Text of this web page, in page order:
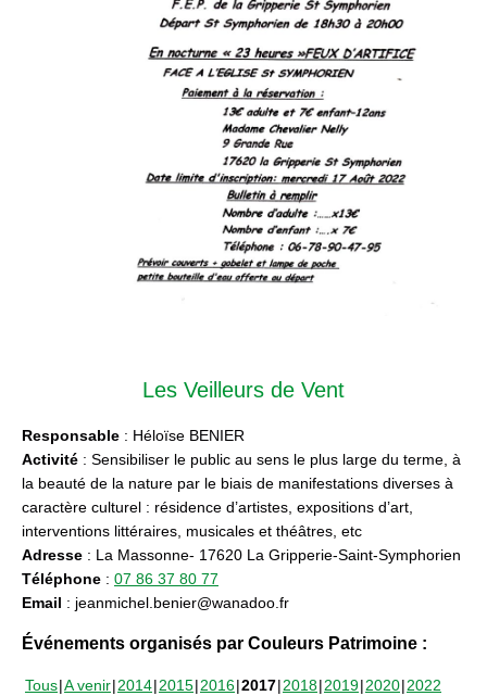
Les Veilleurs de Vent
Responsable : Héloïse BENIER
Activité : Sensibiliser le public au sens le plus large du terme, à
la beauté de la nature par le biais de manifestations diverses à
caractère culturel : résidence d’artistes, expositions d’art,
interventions littéraires, musicales et théâtres, etc
Adresse : La Massonne- 17620 La Gripperie-Saint-Symphorien
Téléphone : 07 86 37 80 77
Email : jeanmichel.benier@wanadoo.fr
Événements organisés par Couleurs Patrimoine :
Tous A venir 2014 2015 2016 2017 2018 2019 2020 2022